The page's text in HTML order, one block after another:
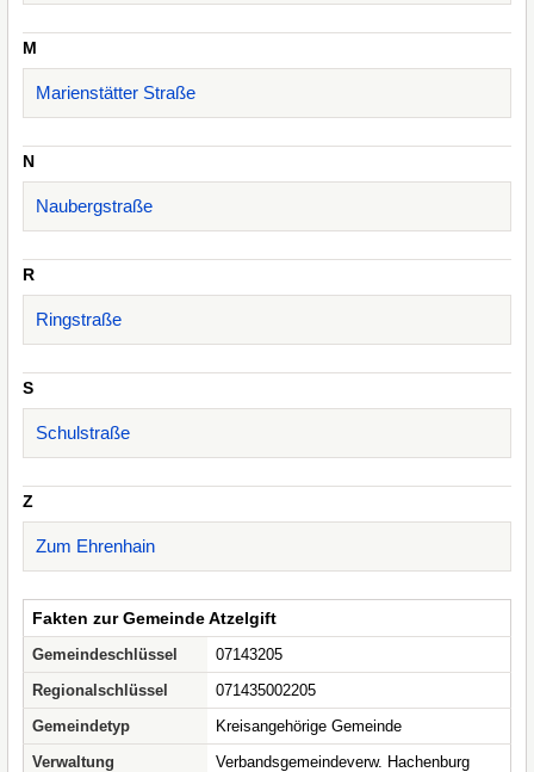
M
Marienstätter Straße
N
Naubergstraße
R
Ringstraße
S
Schulstraße
Z
Zum Ehrenhain
Fakten zur Gemeinde Atzelgift
Gemeindeschlüssel
07143205
Regionalschlüssel
071435002205
Gemeindetyp
Kreisangehörige Gemeinde
Verwaltung
Verbandsgemeindeverw. Hachenburg